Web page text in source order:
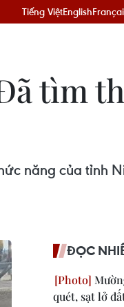
Tiếng ViệtEnglish
tìm
năng của tỉnh
ĐỌC
quét, sạt lở